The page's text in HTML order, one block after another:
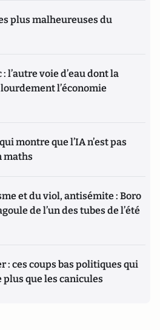
plus malheureuses du
l’autre voie d’eau dont la
l’économie
montre que l’IA n’est pas
maths
et du viol, antisémite : Boro
de l’un des tubes de l’été
: ces coups bas politiques qui
que les canicules